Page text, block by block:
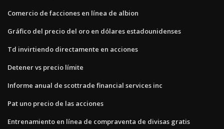
Comercio de facciones en línea de albion
Gráfico del precio del oro en dólares estadounidenses
Td invirtiendo directamente en acciones
Detener vs precio límite
Informe anual de scottrade financial services inc
Pat uno precio de las acciones
Entrenamiento en línea de compraventa de divisas gratis